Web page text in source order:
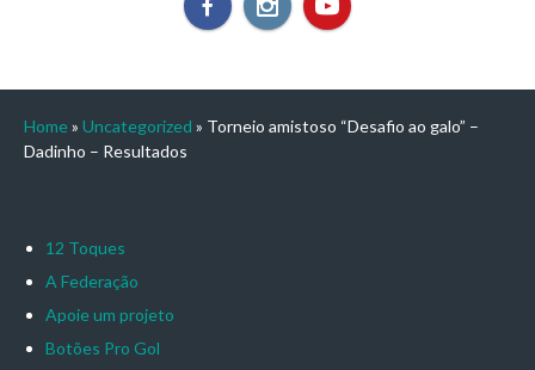
Home » Uncategorized » Torneio amistoso “Desafio ao galo” –
Dadinho – Resultados
12 Toques
A Federação
Apoie um projeto
Botões Pro Gol